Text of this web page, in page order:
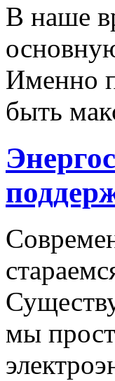
В наше
Именно
быть
мы